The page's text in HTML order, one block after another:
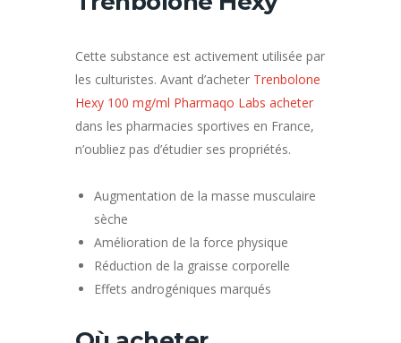
Cette substance est activement utilisée par
les culturistes. Avant d’acheter Trenbolone
Hexy 100 mg/ml Pharmaqo Labs acheter
dans les pharmacies sportives en France,
n’oubliez pas d’étudier ses propriétés.
Augmentation de la masse musculaire
sèche
Amélioration de la force physique
Réduction de la graisse corporelle
Effets androgéniques marqués